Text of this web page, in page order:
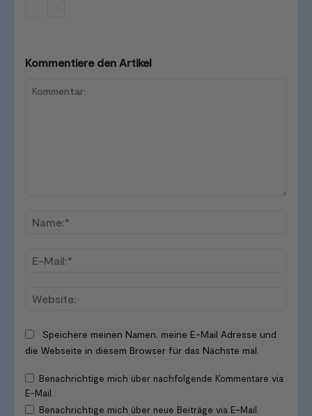
Kommentiere den Artikel
Speichere meinen Namen, meine E-Mail Adresse und
die Webseite in diesem Browser für das Nächste mal.
Benachrichtige mich über nachfolgende Kommentare via
E-Mail.
Benachrichtige mich über neue Beiträge via E-Mail.